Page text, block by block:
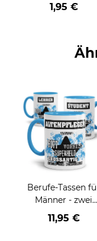
1,95 €
Berufe-Tassen
Männer - zwei
Farbvarianten
11,95 €